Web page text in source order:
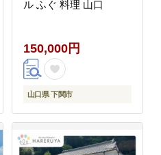
ル ふぐ 料理 山口
150,000円
山口県 下関市